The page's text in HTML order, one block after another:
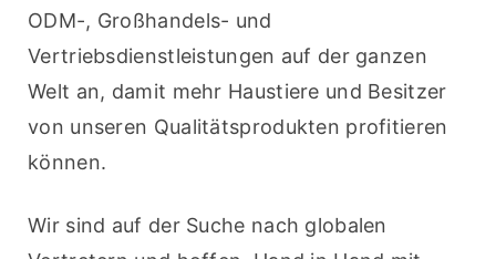
ODM-, Großhandels- und
Vertriebsdienstleistungen auf der ganzen
Welt an, damit mehr Haustiere und Besitzer
von unseren Qualitätsprodukten profitieren
können.
Wir sind auf der Suche nach globalen